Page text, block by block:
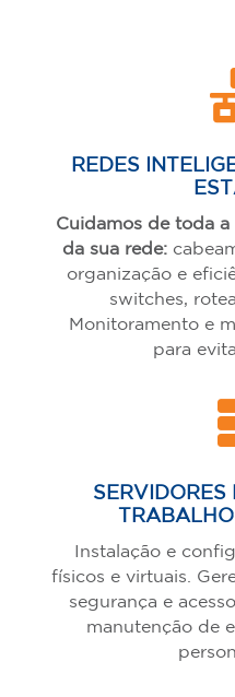
REDES
Cuidamos de toda
da sua rede:
organização e
switches,
Monitoramento e
para
SERVIDORES
Instalação e
físicos e virtuais.
segurança e
manutenção de